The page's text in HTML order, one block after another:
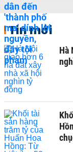
Tin mới
Hà